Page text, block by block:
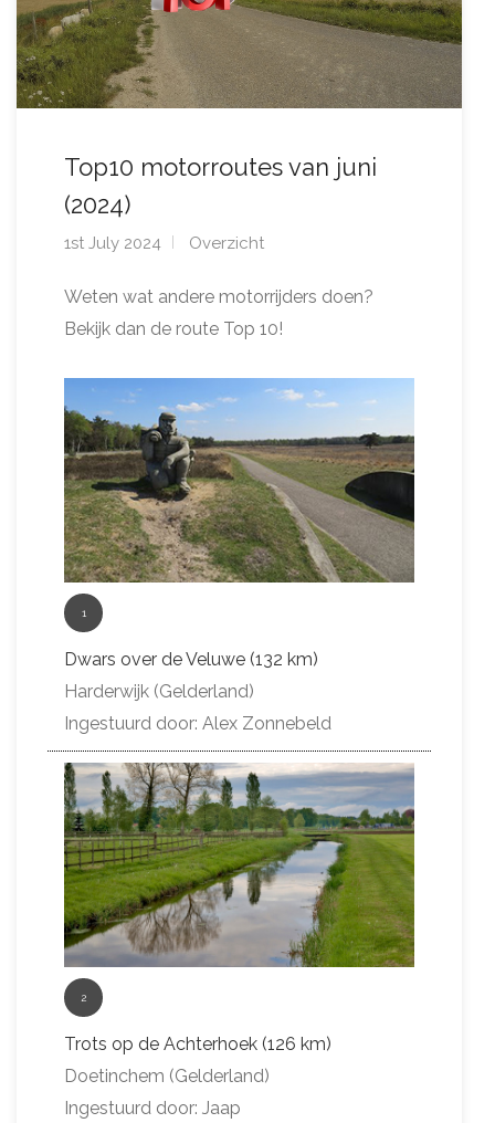
Top10 motorroutes van juni
(2024)
1st July 2024 Overzicht
Weten wat andere motorrijders doen?
Bekijk dan de route Top 10!
1
Dwars over de Veluwe (132 km)
Harderwijk (Gelderland)
Ingestuurd door: Alex Zonnebeld
2
Trots op de Achterhoek (126 km)
Doetinchem (Gelderland)
Ingestuurd door: Jaap